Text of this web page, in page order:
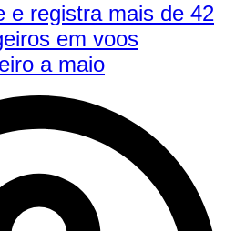
e registra mais de 42
em voos
a maio